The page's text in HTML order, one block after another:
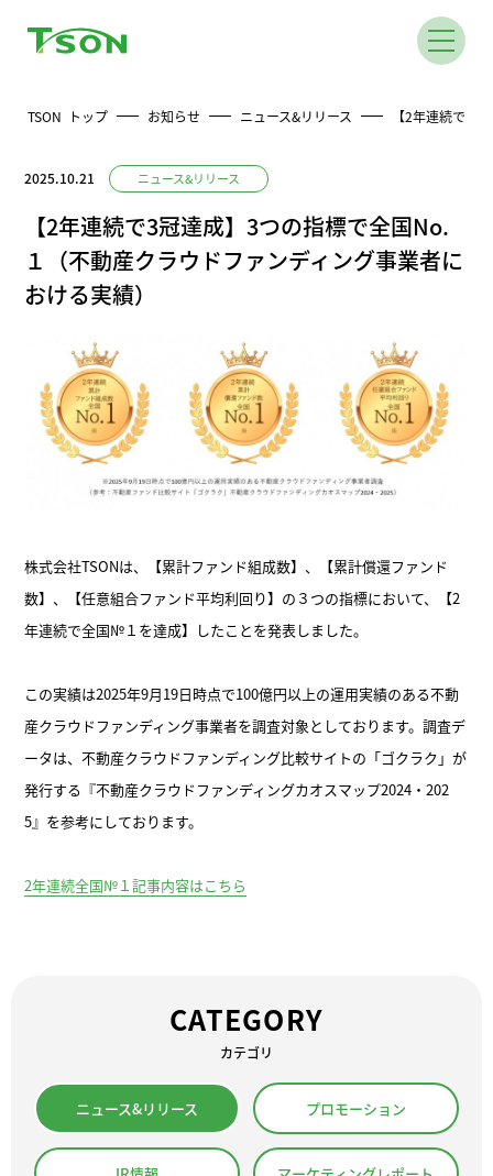
TSON トップ お知らせ ニュース&リリース 【2年連続で3
2025.10.21 ニュース&リリース
【2年連続で3冠達成】3つの指標で全国No.
１（不動産クラウドファンディング事業者に
おける実績）
株式会社TSONは、【累計ファンド組成数】、【累計償還ファンド
数】、【任意組合ファンド平均利回り】の３つの指標において、【2
年連続で全国№１を達成】したことを発表しました。
この実績は2025年9月19日時点で100億円以上の運用実績のある不動
産クラウドファンディング事業者を調査対象としております。調査デ
ータは、不動産クラウドファンディング比較サイトの「ゴクラク」が
発行する『不動産クラウドファンディングカオスマップ2024・202
5』を参考にしております。
2年連続全国№１記事内容はこちら
CATEGORY
カテゴリ
ニュース&リリース プロモーション